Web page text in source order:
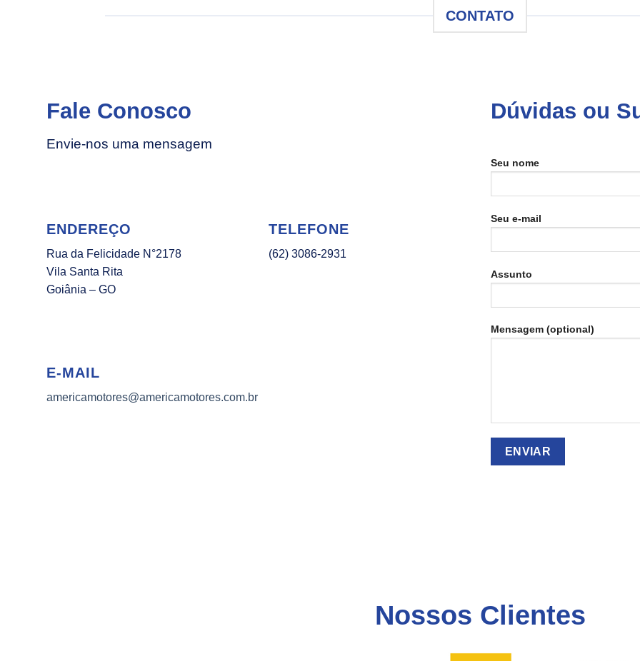
CONTATO
Fale Conosco
Envie-nos uma mensagem
ENDEREÇO
Rua da Felicidade N°2178
Vila Santa Rita
Goiânia – GO
TELEFONE
(62) 3086-2931
E-MAIL
americamotores@americamotores.com.br
Dúvidas ou
Seu nome
Seu e-mail
Assunto
Mensagem (optional)
Nossos Clientes